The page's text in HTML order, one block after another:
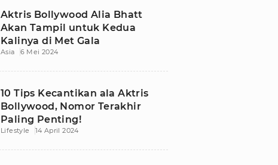
Aktris Bollywood Alia Bhatt
Akan Tampil untuk Kedua
Kalinya di Met Gala
Asia 6 Mei 2024
10 Tips Kecantikan ala Aktris
Bollywood, Nomor Terakhir
Paling Penting!
Lifestyle 14 April 2024